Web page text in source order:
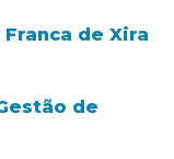
de Xira
de